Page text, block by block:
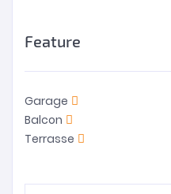
Feature
Garage
Balcon
Terrasse